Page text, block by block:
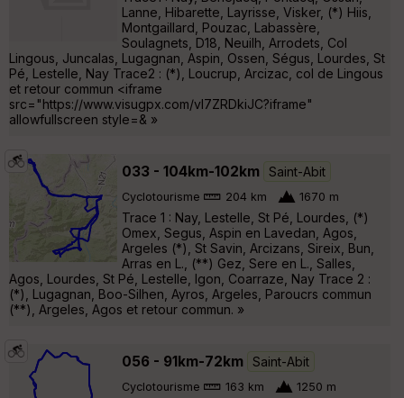
Lanne, Hibarette, Layrisse, Visker, (*) Hiis,
Montgaillard, Pouzac, Labassère,
Soulagnets, D18, Neuilh, Arrodets, Col
Lingous, Juncalas, Lugagnan, Aspin, Ossen, Ségus, Lourdes, St
Pé, Lestelle, Nay Trace2 : (*), Loucrup, Arcizac, col de Lingous
et retour commun <iframe
src="https://www.visugpx.com/vI7ZRDkiJC?iframe"
allowfullscreen style=& »
033 - 104km-102km Saint-Abit
Cyclotourisme 204 km 1670 m
Trace 1 : Nay, Lestelle, St Pé, Lourdes, (*)
Omex, Segus, Aspin en Lavedan, Agos,
Argeles (*), St Savin, Arcizans, Sireix, Bun,
Arras en L., (**) Gez, Sere en L., Salles,
Agos, Lourdes, St Pé, Lestelle, Igon, Coarraze, Nay Trace 2 :
(*), Lugagnan, Boo-Silhen, Ayros, Argeles, Paroucrs commun
(**), Argeles, Agos et retour commun. »
056 - 91km-72km Saint-Abit
Cyclotourisme 163 km 1250 m